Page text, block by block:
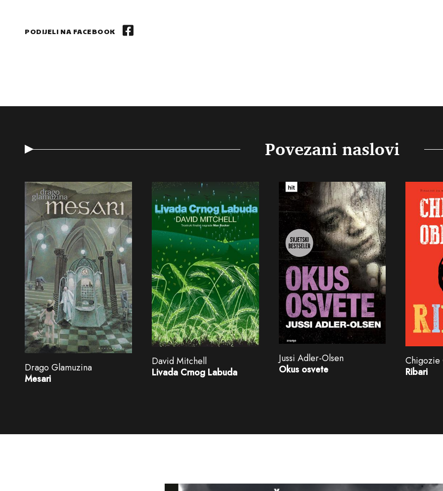
PODIJELI NA FACEBOOK
Povezani naslovi
Drago Glamuzina
Mesari
David Mitchell
Livada Crnog Labuda
Jussi Adler-Olsen
Okus osvete
Ribari